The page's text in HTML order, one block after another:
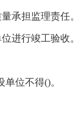
承担监理责任
进行竣工验收。
位不得()。